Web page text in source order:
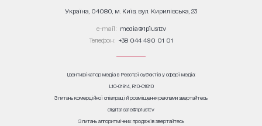
Україна, 04080, м. Київ, вул. Кирилівська, 23
е-mail: media@1plus1.tv
Телефон: +38 044 490 01 01
Ідентифікатор медіа в Реєстрі суб’єктів у сфері медіа:
L10-01914, R10-01810
З питань комерційної співпраці й розміщення реклами звертайтесь
digital.sale@1plus1.tv
З питань алгоритмічних продажів звертайтесь